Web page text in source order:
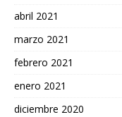
abril 2021
marzo 2021
febrero 2021
enero 2021
diciembre 2020